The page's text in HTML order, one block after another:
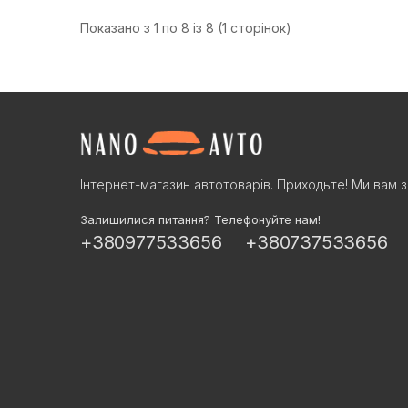
Показано з 1 по 8 із 8 (1 сторінок)
Інтернет-магазин автотоварів. Приходьте! Ми вам
Залишилися питання? Телефонуйте нам!
+380977533656 +380737533656